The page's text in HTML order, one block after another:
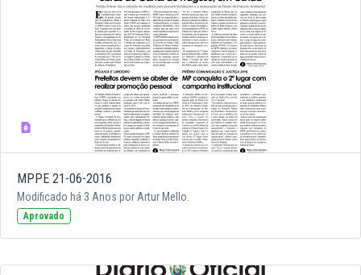
MPPE 21-06-2016
Modificado há 3 Anos por Artur Mello.
Aprovado